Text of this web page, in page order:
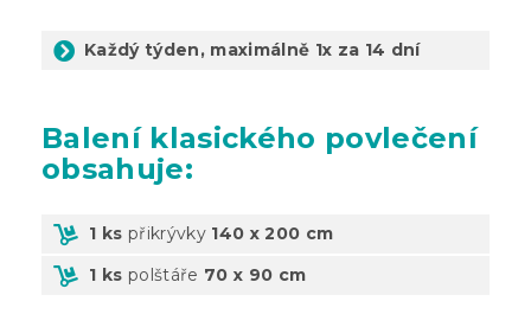
Každý týden, maximálně 1x za 14 dní
Baleníklasického povlečení
obsahuje:
1 ks přikrývky 140 x 200 cm
1 ks polštáře 70 x 90 cm